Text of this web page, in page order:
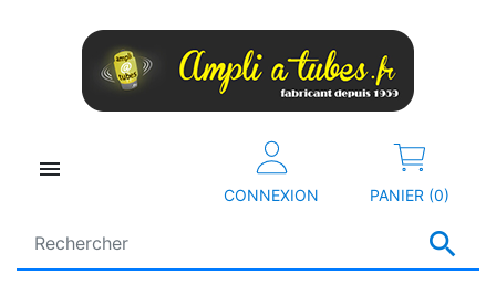


CONNEXION PANIER (0)